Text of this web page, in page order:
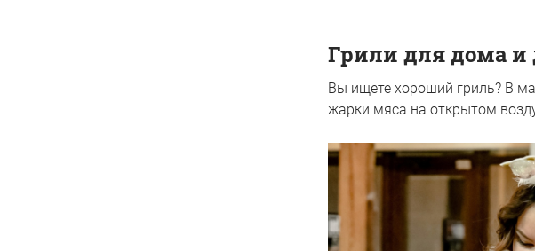
Грили для дома
Вы ищете хороший гриль? В
жарки мяса на открытом